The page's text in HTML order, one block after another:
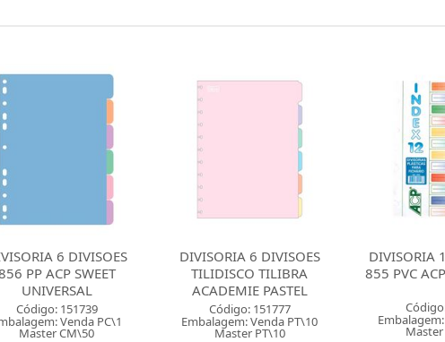
6 DIVISOES
TILIBRA
ACADEMIE PASTEL
Código: 151777
Venda PT\10
Master PT\10
DIVISORIA 12 DIVISOES
855 PVC ACP UNIVERSAL
Código: 15378
Embalagem: Venda PC\1
Master CM\40
DIVISORIA
754 PVC